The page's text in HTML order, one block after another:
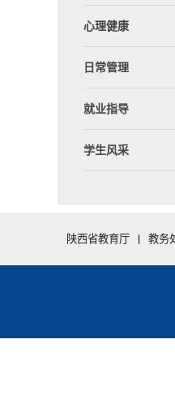
心理健康
日常管理
就业指导
学生风采
陕西省教育厅 教务